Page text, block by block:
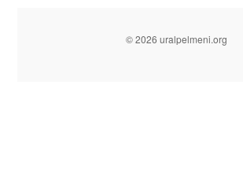
© 2026 uralpelmeni.org